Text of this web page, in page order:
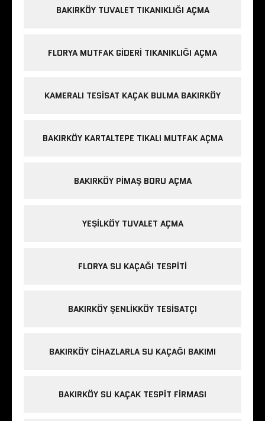
BAKIRKÖY TUVALET TIKANIKLIĞI AÇMA
FLORYA MUTFAK GIDERI TIKANIKLIĞI AÇMA
KAMERALI TESISAT KAÇAK BULMA BAKIRKÖY
BAKIRKÖY KARTALTEPE TIKALI MUTFAK AÇMA
BAKIRKÖY PIMAŞ BORU AÇMA
YEŞILKÖY TUVALET AÇMA
FLORYA SU KAÇAĞI TESPITI
BAKIRKÖY ŞENLIKKÖY TESISATÇI
BAKIRKÖY CIHAZLARLA SU KAÇAĞI BAKIMI
BAKIRKÖY SU KAÇAK TESPIT FIRMASI